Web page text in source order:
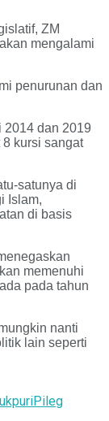
ZM
mengalami
penurunan dan
2014 dan 2019
kursi sangat
satunya di
Islam,
di basis
memenuhi
pada tahun
nanti
lain seperti
kpuriPileg